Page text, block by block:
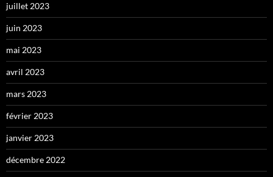
juillet 2023
juin 2023
mai 2023
avril 2023
mars 2023
février 2023
janvier 2023
décembre 2022